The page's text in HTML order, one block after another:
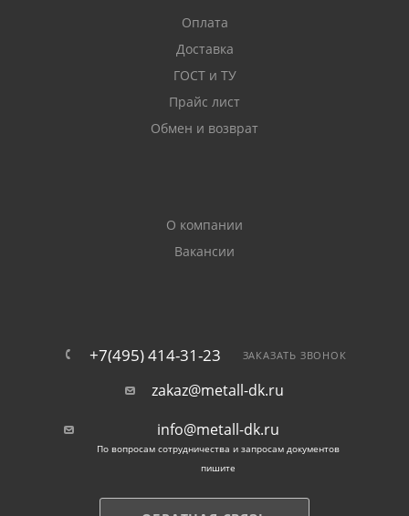
Оплата
Доставка
ГОСТ и ТУ
Прайс лист
Обмен и возврат
О компании
Вакансии
+7(495) 414-31-23 ЗАКАЗАТЬ ЗВОНОК
zakaz@metall-dk.ru
info@metall-dk.ru
По вопросам сотрудничества и запросам документов
пишите